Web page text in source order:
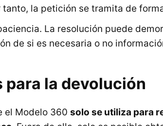
la petición se tramita de
La resolución puede
de si es necesaria o no
para la devolución
el Modelo 360 solo se utiliza para